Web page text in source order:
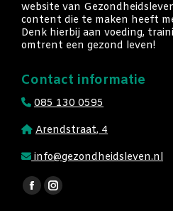
website van
content die te maken heeft
Denk hierbij aan voeding,
omtrent een gezond leven!
Contact informatie
085 130 0595
Arendstraat, 4
info@gezondheidsleven.nl
Vind ons op:
FacebookInstagram